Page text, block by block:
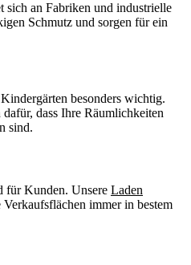
sich an Fabriken und industrielle
Schmutz und sorgen für ein
besonders wichtig.
dass Ihre Räumlichkeiten
sind.
für Kunden. Unsere Laden
Verkaufsflächen immer in bestem